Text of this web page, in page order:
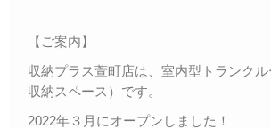
【ご案内】
収納プラス萱町店は、室内型トランク
収納スペース）です。
2022年３月にオープンしました！